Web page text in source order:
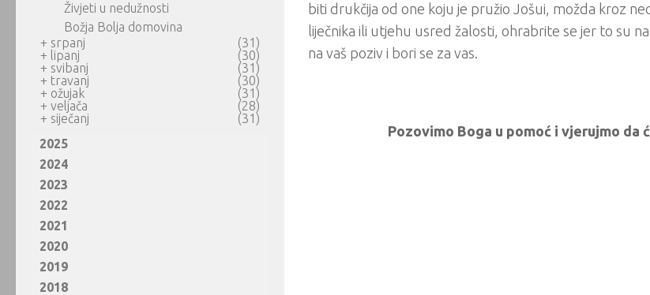
biti drukčija od one koju je pružio Jošui, možda kroz
liječnika ili utjehu usred žalosti, ohrabrite se jer to su
na vaš poziv i bori se za vas.
Pozovimo Boga u pomoć i vjerujmo da
Živjeti u nedužnosti
Božja Bolja domovina
+ srpanj
(31)
+ lipanj
(30)
+ svibanj
(31)
+ travanj
(30)
+ ožujak
(31)
+ veljača
(28)
+ siječanj
(31)
2025
2024
2023
2022
2021
2020
2019
2018